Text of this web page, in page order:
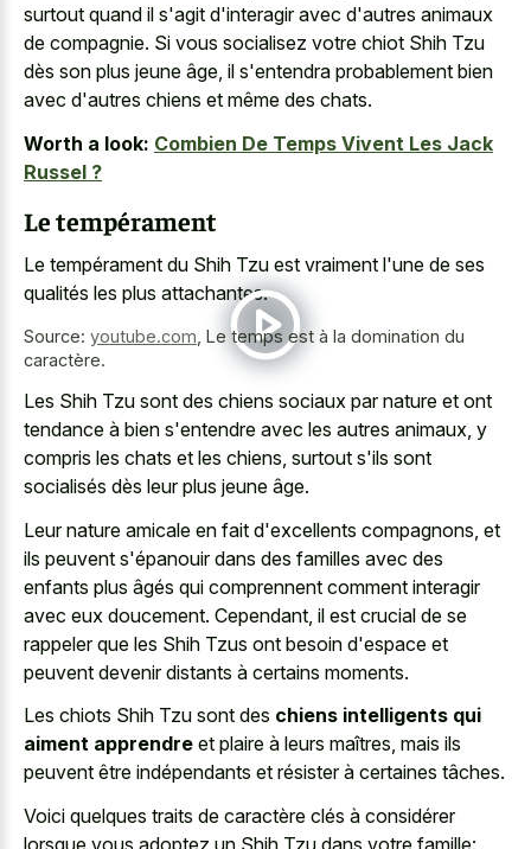
surtout quand il s'agit d'interagir avec d'autres animaux
de compagnie. Si vous socialisez votre chiot Shih Tzu
dès son plus jeune âge, il s'entendra probablement bien
avec d'autres chiens et même des chats.
Worth a look: Combien De Temps Vivent Les Jack
Russel ?
Le tempérament
Le tempérament du Shih Tzu est vraiment l'une de ses
qualités les plus attachantes.
Source: youtube.com Le temps est à la domination du
caractère.
Les Shih Tzu sont des chiens sociaux par nature et ont
tendance à bien s'entendre avec les autres animaux, y
compris les chats et les chiens, surtout s'ils sont
socialisés dès leur plus jeune âge.
Leur nature amicale en fait d'excellents compagnons, et
ils peuvent s'épanouir dans des familles avec des
enfants plus âgés qui comprennent comment interagir
avec eux doucement. Cependant, il est crucial de se
rappeler que les Shih Tzus ont besoin d'espace et
peuvent devenir distants à certains moments.
Les chiots Shih Tzu sont des chiens intelligents qui
aiment apprendre et plaire à leurs maîtres, mais ils
peuvent être indépendants et résister à certaines tâches.
Voici quelques traits de caractère clés à considérer
lorsque vous adoptez un Shih Tzu dans votre famille: